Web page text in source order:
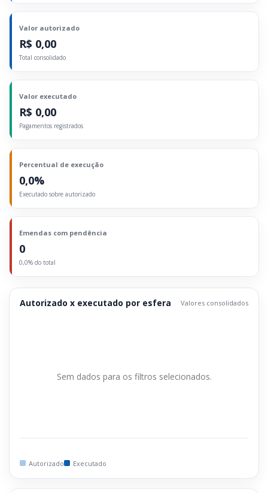
Valor autorizado
R$ 0,00
Total consolidado
Valor executado
R$ 0,00
Pagamentos registrados
Percentual de execução
0,0%
Executado sobre autorizado
Emendas com pendência
0
0,0% do total
Autorizado x executado por esfera Valores consolidados
Sem dados para os filtros selecionados.
Autorizado Executado